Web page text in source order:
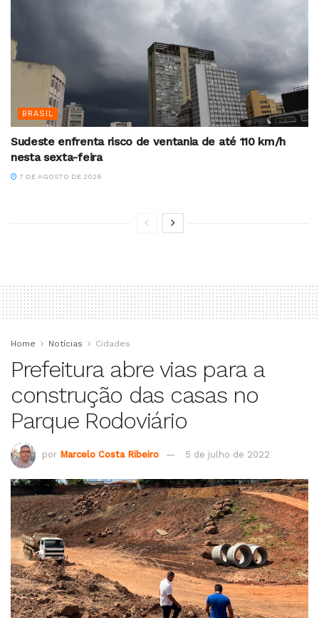
BRASIL
Sudeste enfrenta risco de ventania de até 110 km/h
nesta sexta-feira
7 DE AGOSTO DE 2026
Home Notícias Cidades
Prefeitura abre vias para a
construção das casas no
Parque Rodoviário
por Marcelo Costa Ribeiro 5 de julho de 2022